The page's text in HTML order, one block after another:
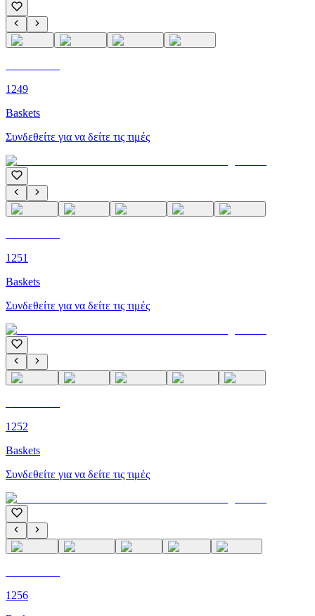
1249
Baskets
Συνδεθείτε για να δείτε τις τιμές
1251
Baskets
Συνδεθείτε για να δείτε τις τιμές
1252
Baskets
Συνδεθείτε για να δείτε τις τιμές
1256